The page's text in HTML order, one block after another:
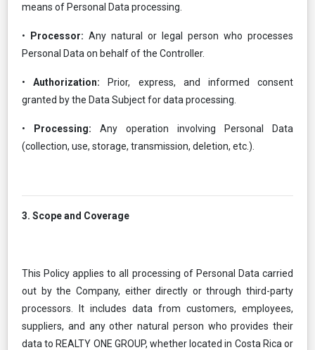
means of Personal Data processing.
• Processor: Any natural or legal person who processes
Personal Data on behalf of the Controller.
•Authorization: Prior, express, and informed consent
granted by the Data Subject for data processing.
• Processing: Any operation involving Personal Data
(collection, use, storage, transmission, deletion, etc.).
3. Scope and Coverage
This Policy applies to all processing of Personal Data carried
out by the Company, either directly or through third-party
processors. It includes data from customers, employees,
suppliers, and any other natural person who provides their
data to REALTY ONE GROUP, whether located in Costa Rica or